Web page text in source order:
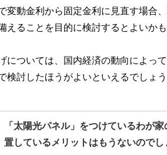
変動金利から固定金利に見直す場合
えることを目的に検討するとよいかも
については、国内経済の動向によっ
検討したほうがよいといえるでしょう
「太陽光パネル」をつけているわが
置しているメリットはもうないのでし